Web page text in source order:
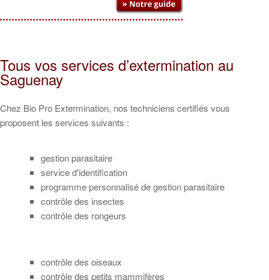
Tous vos services d’extermination au
Saguenay
Chez Bio Pro Extermination, nos techniciens certifiés vous
proposent les services suivants :
gestion parasitaire
service d'identification
programme personnalisé de gestion parasitaire
contrôle des insectes
contrôle des rongeurs
contrôle des oiseaux
contrôle des petits mammifères